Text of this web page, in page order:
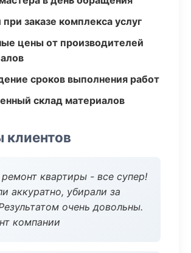
заказе комплекса услуг
цены от производителей
сроков выполнения работ
склад материалов
квартиры - все супер!
аккуратно, убирали за
очень довольны.
компании